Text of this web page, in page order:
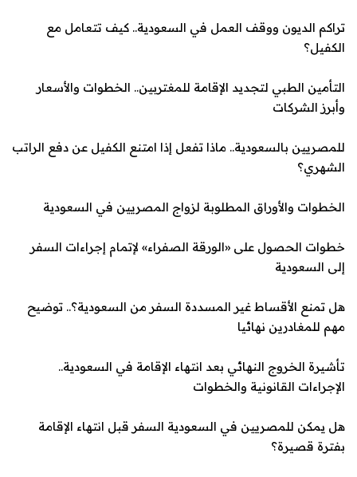
تراكم الديون ووقف العمل في السعودية.. كيف تتعامل مع
الكفيل؟
التأمين الطبي لتجديد الإقامة للمغتربين.. الخطوات والأسعار
وأبرز الشركات
للمصريين بالسعودية.. ماذا تفعل إذا امتنع الكفيل عن دفع الراتب
الشهري؟
الخطوات والأوراق المطلوبة لزواج المصريين في السعودية
خطوات الحصول على «الورقة الصفراء» لإتمام إجراءات السفر
إلى السعودية
هل تمنع الأقساط غير المسددة السفر من السعودية؟.. توضيح
مهم للمغادرين نهائيا
تأشيرة الخروج النهائي بعد انتهاء الإقامة في السعودية..
الإجراءات القانونية والخطوات
هل يمكن للمصريين في السعودية السفر قبل انتهاء الإقامة
بفترة قصيرة؟